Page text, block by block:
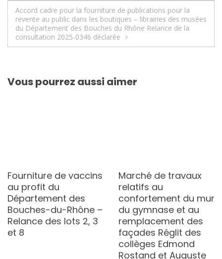
l’article
Accord cadre pour la fourniture de publications pour la
revente au public dans les boutiques – librairies des musées
du Département des Bouches du Rhône Relance de la
consultation 2025-0346 déclarée
Vous pourrez aussi aimer
Fourniture de vaccins
au profit du
Département des
Bouches-du-Rhône –
Relance des lots 2, 3
et 8
Marché de travaux
relatifs au
confortement du mur
du gymnase et au
remplacement des
façades Réglit des
collèges Edmond
Rostand et Auguste